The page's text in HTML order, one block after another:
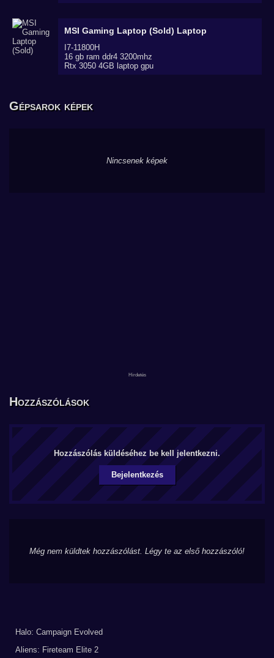
MSI Gaming Laptop (Sold) Laptop
I7-11800H
16 gb ram ddr4 3200mhz
Rtx 3050 4GB laptop gpu
Gépsarok képek
Nincsenek képek
Hozzászólások
Hozzászólás küldéséhez be kell jelentkezni.
Bejelentkezés
Még nem küldtek hozzászólást. Légy te az első hozzászóló!
Halo: Campaign Evolved
Aliens: Fireteam Elite 2